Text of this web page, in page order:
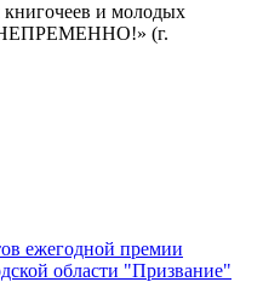
и молодых
НЕПРЕМЕННО!» (г.
ежегодной премии
области "Призвание"